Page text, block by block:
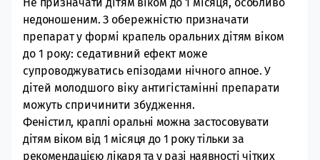
недоношеним.З обережністю призначати
препарат у формі крапель оральних дітям віком
до 1 року: седативний ефект може
супроводжуватись епізодами нічного апное.У
дітей молодшого віку антигістамінні препарати
можуть спричинити збудження.
Феністил, краплі оральні можна застосовувати
дітям віком від 1 місяця до 1 року тільки за
рекомендацією лікаря та у разі наявності чітких